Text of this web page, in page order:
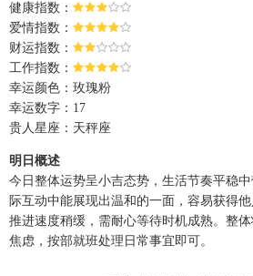
健康指数：
爱情指数：
财运指数：
工作指数：
幸运颜色：玫瑰粉
幸运数字：17
贵人星座：天秤座
明日概述
今日整体运势呈小吉态势，生活节奏平稳
际互动中能展现出温和的一面，容易获得
推进速度稍缓，需耐心等待时机成熟。整
焦虑，按部就班处理日常事宜即可。